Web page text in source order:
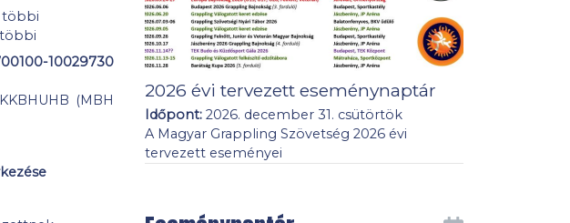
10029730
(MBH
2026 évi tervezett eseménynaptár
Időpont: 2026. december 31. csütörtök
A Magyar Grappling Szövetség 2026 évi
tervezett eseményei